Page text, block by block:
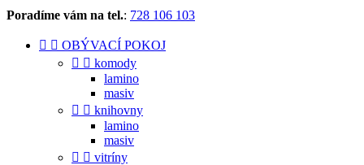
Poradíme vám na tel.: 728 106 103
  OBÝVACÍ POKOJ
  komody
lamino
masiv
  knihovny
lamino
masiv
  vitríny